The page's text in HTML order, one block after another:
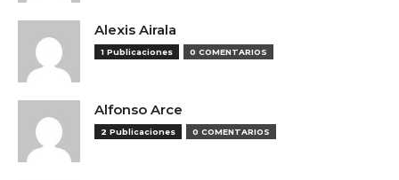
Alexis Airala
1 Publicaciones 0 COMENTARIOS
Alfonso Arce
2 Publicaciones 0 COMENTARIOS